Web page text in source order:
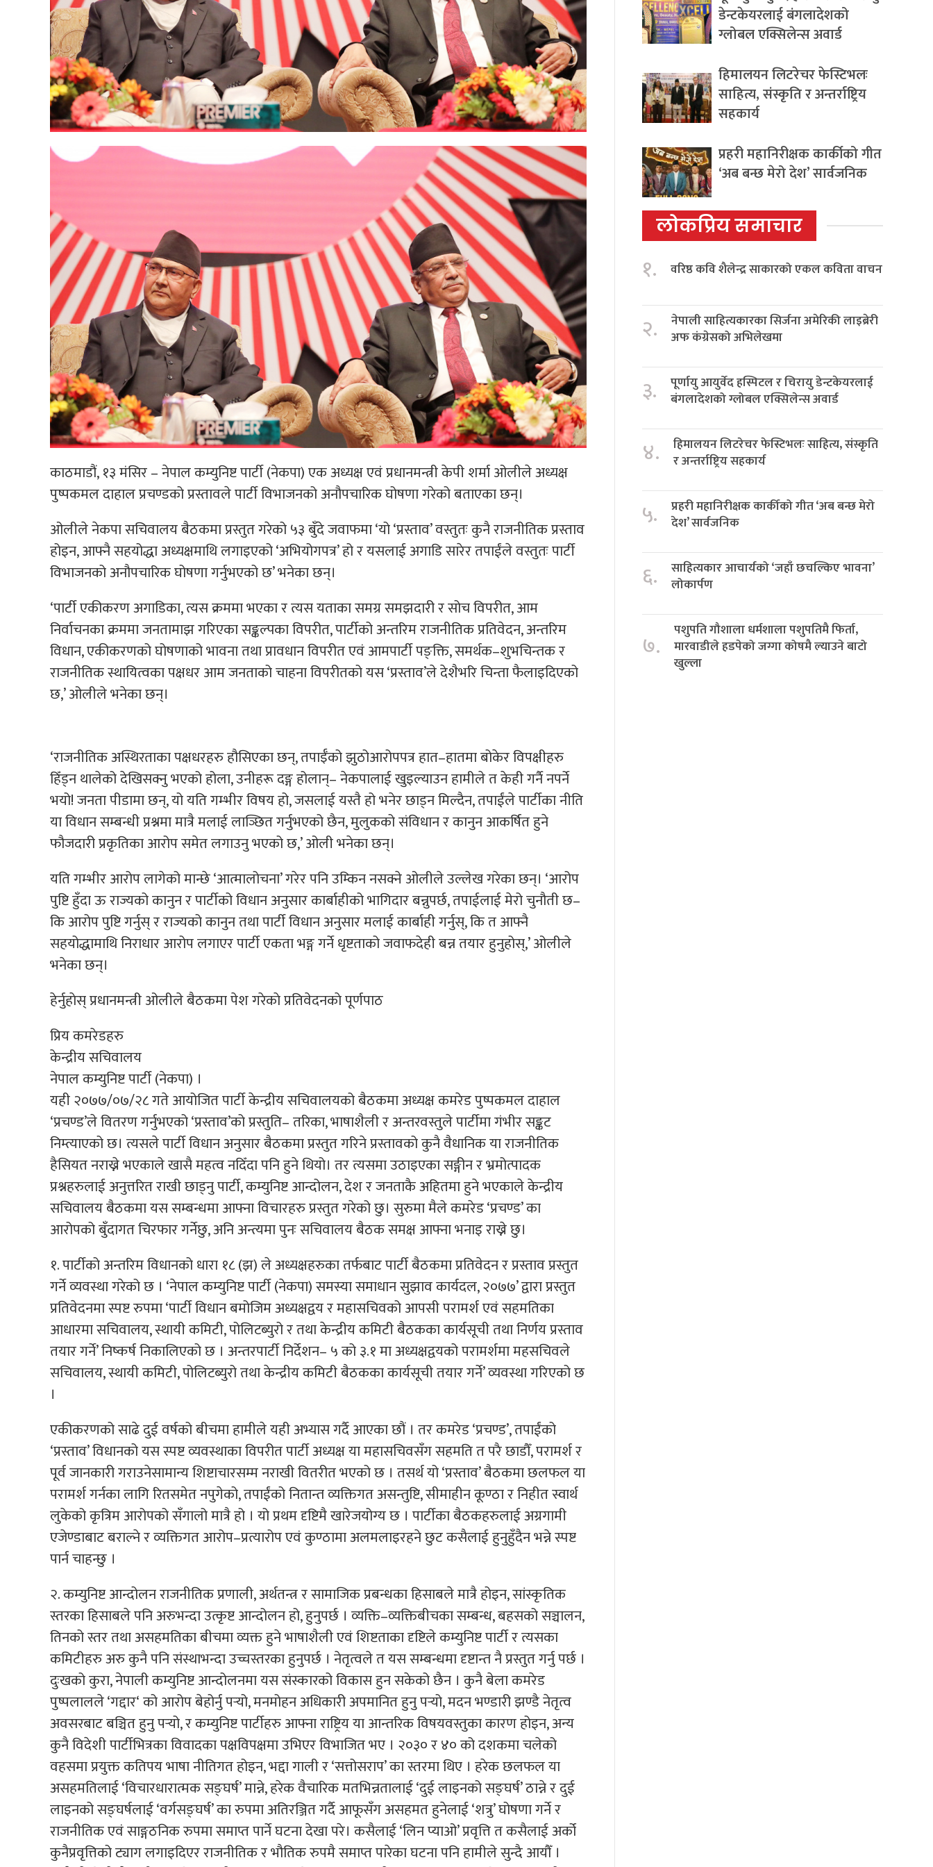
काठमाडौं, १३ मंसिर – नेपाल कम्युनिष्ट पार्टी (नेकपा) एक अध्यक्ष एवं प्रधानमन्त्री केपी शर्मा ओलीले अध्यक्ष
पुष्पकमल दाहाल प्रचण्डको प्रस्तावले पार्टी विभाजनको अनौपचारिक घोषणा गरेको बताएका छन्।
ओलीले नेकपा सचिवालय बैठकमा प्रस्तुत गरेको ५३ बुँदे जवाफमा ‘यो ‘प्रस्ताव’ वस्तुतः कुनै राजनीतिक प्रस्ताव
होइन, आफ्नै सहयोद्धा अध्यक्षमाथि लगाइएको ‘अभियोगपत्र’ हो र यसलाई अगाडि सारेर तपाईंले वस्तुतः पार्टी
विभाजनको अनौपचारिक घोषणा गर्नुभएको छ’ भनेका छन्।
‘पार्टी एकीकरण अगाडिका, त्यस क्रममा भएका र त्यस यताका समग्र समझदारी र सोच विपरीत, आम
निर्वाचनका क्रममा जनतामाझ गरिएका सङ्कल्पका विपरीत, पार्टीको अन्तरिम राजनीतिक प्रतिवेदन, अन्तरिम
विधान, एकीकरणको घोषणाको भावना तथा प्रावधान विपरीत एवं आमपार्टी पङ्क्ति, समर्थक–शुभचिन्तक र
राजनीतिक स्थायित्वका पक्षधर आम जनताको चाहना विपरीतको यस ‘प्रस्ताव’ले देशैभरि चिन्ता फैलाइदिएको
छ,’ ओलीले भनेका छन्।
‘राजनीतिक अस्थिरताका पक्षधरहरु हौसिएका छन्, तपाईँको झुठोआरोपपत्र हात–हातमा बोकेर विपक्षीहरु
हिँड्न थालेको देखिसक्नु भएको होला, उनीहरू दङ्ग होलान्– नेकपालाई खुइल्याउन हामीले त केही गर्नै नपर्ने
भयो! जनता पीडामा छन्, यो यति गम्भीर विषय हो, जसलाई यस्तै हो भनेर छाड्न मिल्दैन, तपाईंले पार्टीका नीति
या विधान सम्बन्धी प्रश्नमा मात्रै मलाई लाञ्छित गर्नुभएको छैन, मुलुकको संविधान र कानुन आकर्षित हुने
फौजदारी प्रकृतिका आरोप समेत लगाउनु भएको छ,’ ओली भनेका छन्।
यति गम्भीर आरोप लागेको मान्छे ‘आत्मालोचना’ गरेर पनि उम्किन नसक्ने ओलीले उल्लेख गरेका छन्। ‘आरोप
पुष्टि हुँदा ऊ राज्यको कानुन र पार्टीको विधान अनुसार कार्बाहीको भागिदार बन्नुपर्छ, तपाईलाई मेरो चुनौती छ–
कि आरोप पुष्टि गर्नुस् र राज्यको कानुन तथा पार्टी विधान अनुसार मलाई कार्बाही गर्नुस्, कि त आफ्नै
सहयोद्धामाथि निराधार आरोप लगाएर पार्टी एकता भङ्ग गर्ने धृष्टताको जवाफदेही बन्न तयार हुनुहोस्,’ ओलीले
भनेका छन्।
हेर्नुहाेस् प्रधानमन्त्री ओलीले बैठकमा पेश गरेकाे प्रतिवेदनकाे पूर्णपाठ
प्रिय कमरेडहरु
केन्द्रीय सचिवालय
नेपाल कम्युनिष्ट पार्टी (नेकपा) ।
यही २०७७/०७/२८ गते आयोजित पार्टी केन्द्रीय सचिवालयको बैठकमा अध्यक्ष कमरेड पुष्पकमल दाहाल
‘प्रचण्ड’ले वितरण गर्नुभएको ‘प्रस्ताव’को प्रस्तुति– तरिका, भाषाशैली र अन्तरवस्तुले पार्टीमा गंभीर सङ्कट
निम्त्याएको छ। त्यसले पार्टी विधान अनुसार बैठकमा प्रस्तुत गरिने प्रस्तावको कुनै वैधानिक या राजनीतिक
हैसियत नराख्ने भएकाले खासै महत्व नदिँदा पनि हुने थियो। तर त्यसमा उठाइएका सङ्गीन र भ्रमोत्पादक
प्रश्नहरुलाई अनुत्तरित राखी छाड्नु पार्टी, कम्युनिष्ट आन्दोलन, देश र जनताकै अहितमा हुने भएकाले केन्द्रीय
सचिवालय बैठकमा यस सम्बन्धमा आफ्ना विचारहरु प्रस्तुत गरेको छु। सुरुमा मैले कमरेड ‘प्रचण्ड’ का
आरोपको बुँदागत चिरफार गर्नेछु, अनि अन्त्यमा पुनः सचिवालय बैठक समक्ष आफ्ना भनाइ राख्ने छु।
१. पार्टीको अन्तरिम विधानको धारा १८ (झ) ले अध्यक्षहरुका तर्फबाट पार्टी बैठकमा प्रतिवेदन र प्रस्ताव प्रस्तुत
गर्ने व्यवस्था गरेको छ । ‘नेपाल कम्युनिष्ट पार्टी (नेकपा) समस्या समाधान सुझाव कार्यदल, २०७७’ द्वारा प्रस्तुत
प्रतिवेदनमा स्पष्ट रुपमा ‘पार्टी विधान बमोजिम अध्यक्षद्वय र महासचिवको आपसी परामर्श एवं सहमतिका
आधारमा सचिवालय, स्थायी कमिटी, पोलिटब्युरो र तथा केन्द्रीय कमिटी बैठकका कार्यसूची तथा निर्णय प्रस्ताव
तयार गर्ने’ निष्कर्ष निकालिएको छ । अन्तरपार्टी निर्देशन– ५ को ३.१ मा अध्यक्षद्वयको परामर्शमा महसचिवले
सचिवालय, स्थायी कमिटी, पोलिटब्युरो तथा केन्द्रीय कमिटी बैठकका कार्यसूची तयार गर्ने’ व्यवस्था गरिएको छ
।
एकीकरणको साढे दुई वर्षको बीचमा हामीले यही अभ्यास गर्दै आएका छौं । तर कमरेड ‘प्रचण्ड’, तपाईंको
‘प्रस्ताव’ विधानको यस स्पष्ट व्यवस्थाका विपरीत पार्टी अध्यक्ष या महासचिवसँग सहमति त परै छाडौँ, परामर्श र
पूर्व जानकारी गराउनेसामान्य शिष्टाचारसम्म नराखी वितरीत भएको छ । तसर्थ यो ‘प्रस्ताव’ बैठकमा छलफल या
परामर्श गर्नका लागि रितसमेत नपुगेको, तपाईंको नितान्त व्यक्तिगत असन्तुष्टि, सीमाहीन कूण्ठा र निहीत स्वार्थ
लुकेको कृत्रिम आरोपको सँगालो मात्रै हो । यो प्रथम दृष्टिमै खारेजयोग्य छ । पार्टीका बैठकहरुलाई अग्रगामी
एजेण्डाबाट बराल्ने र व्यक्तिगत आरोप–प्रत्यारोप एवं कुण्ठामा अलमलाइरहने छुट कसैलाई हुनुहुँदैन भन्ने स्पष्ट
पार्न चाहन्छु ।
२. कम्युनिष्ट आन्दोलन राजनीतिक प्रणाली, अर्थतन्त्र र सामाजिक प्रबन्धका हिसाबले मात्रै होइन, सांस्कृतिक
स्तरका हिसाबले पनि अरुभन्दा उत्कृष्ट आन्दोलन हो, हुनुपर्छ । व्यक्ति–व्यक्तिबीचका सम्बन्ध, बहसको सञ्चालन,
तिनको स्तर तथा असहमतिका बीचमा व्यक्त हुने भाषाशैली एवं शिष्टताका दृष्टिले कम्युनिष्ट पार्टी र त्यसका
कमिटीहरु अरु कुनै पनि संस्थाभन्दा उच्चस्तरका हुनुपर्छ । नेतृत्वले त यस सम्बन्धमा दृष्टान्त नै प्रस्तुत गर्नु पर्छ ।
दुःखको कुरा, नेपाली कम्युनिष्ट आन्दोलनमा यस संस्कारको विकास हुन सकेको छैन । कुनै बेला कमरेड
पुष्पलालले ‘गद्दार‘ को आरोप बेहोर्नु पर्‍यो, मनमोहन अधिकारी अपमानित हुनु पर्‍यो, मदन भण्डारी झण्डै नेतृत्व
अवसरबाट बञ्चित हुनु पर्‍यो, र कम्युनिष्ट पार्टीहरु आफ्ना राष्ट्रिय या आन्तरिक विषयवस्तुका कारण होइन, अन्य
कुनै विदेशी पार्टीभित्रका विवादका पक्षविपक्षमा उभिएर विभाजित भए । २०३० र ४० को दशकमा चलेको
वहसमा प्रयुक्त कतिपय भाषा नीतिगत होइन, भद्दा गाली र ‘सत्तोसराप’ का स्तरमा थिए । हरेक छलफल या
असहमतिलाई ‘विचारधारात्मक सङ्घर्ष’ मान्ने, हरेक वैचारिक मतभिन्नतालाई ‘दुई लाइनको सङ्घर्ष’ ठान्ने र दुई
लाइनको सङ्घर्षलाई ‘वर्गसङ्घर्ष’ का रुपमा अतिरञ्जित गर्दै आफूसँग असहमत हुनेलाई ‘शत्रु’ घोषणा गर्ने र
राजनीतिक एवं साङ्गठनिक रुपमा समाप्त पार्ने घटना देखा परे। कसैलाई ‘लिन प्याओ’ प्रवृत्ति त कसैलाई अर्को
कुनैप्रवृत्तिको ट्याग लगाइदिएर राजनीतिक र भौतिक रुपमै समाप्त पारेका घटना पनि हामीले सुन्दै आयौँ ।
डेन्टकेयरलाई बंगलादेशको
ग्लोबल एक्सिलेन्स अवार्ड
हिमालयन लिटरेचर फेस्टिभलः
साहित्य, संस्कृति र अन्तर्राष्ट्रिय
सहकार्य
प्रहरी महानिरीक्षक कार्कीको गीत
‘अब बन्छ मेरो देश’ सार्वजनिक
लोकप्रिय समाचार
१. वरिष्ठ कवि शैलेन्द्र साकारको एकल कविता वाचन
२.
नेपाली साहित्यकारका सिर्जना अमेरिकी लाइब्रेरी
अफ कंग्रेसको अभिलेखमा
३.
पूर्णायु आयुर्वेद हस्पिटल र चिरायु डेन्टकेयरलाई
बंगलादेशको ग्लोबल एक्सिलेन्स अवार्ड
४.
हिमालयन लिटरेचर फेस्टिभलः साहित्य, संस्कृति
र अन्तर्राष्ट्रिय सहकार्य
५.
प्रहरी महानिरीक्षक कार्कीको गीत ‘अब बन्छ मेरो
देश’ सार्वजनिक
६.
साहित्यकार आचार्यको ‘जहाँ छचल्किए भावना’
लोकार्पण
७.
पशुपति गौशाला धर्मशाला पशुपतिमै फिर्ता,
मारवाडीले हडपेको जग्गा कोषमै ल्याउने बाटो
खुल्ला